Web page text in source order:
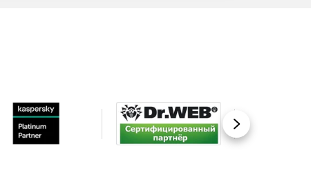
Вперед